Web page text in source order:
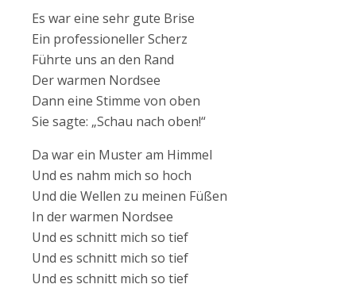
Es war eine sehr gute Brise
Ein professioneller Scherz
Führte uns an den Rand
Der warmen Nordsee
Dann eine Stimme von oben
Sie sagte: „Schau nach oben!“
Da war ein Muster am Himmel
Und es nahm mich so hoch
Und die Wellen zu meinen Füßen
In der warmen Nordsee
Und es schnitt mich so tief
Und es schnitt mich so tief
Und es schnitt mich so tief